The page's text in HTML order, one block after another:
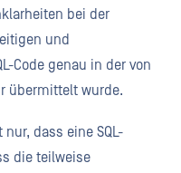
bei der
und
Code genau in der von
übermittelt wurde.
dass eine SQL-
die teilweise